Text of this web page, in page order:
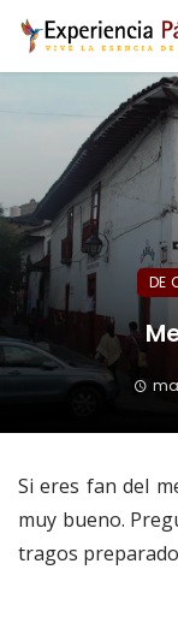
DE
Si eres fan del
muy bueno.
tragos